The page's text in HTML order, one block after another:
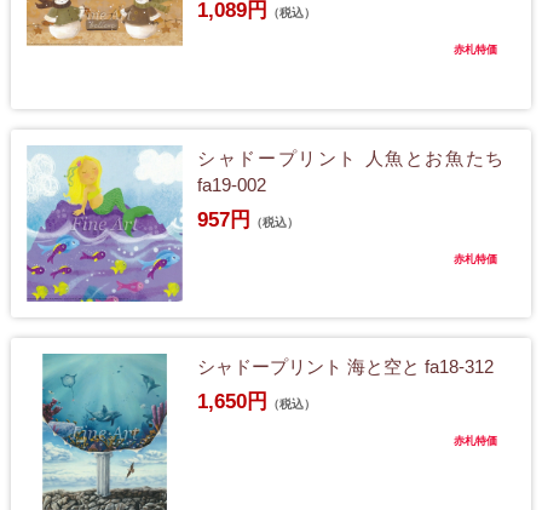
1,089円 （税込）
赤札特価
シャドープリント 人魚とお魚たち
fa19-002
957円 （税込）
赤札特価
シャドープリント 海と空と fa18-312
1,650円 （税込）
赤札特価